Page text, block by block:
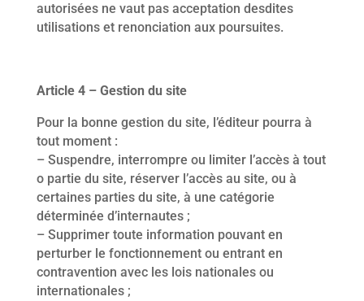
autorisées ne vaut pas acceptation desdites
utilisations et renonciation aux poursuites.
Article 4 – Gestion du site
Pour la bonne gestion du site, l’éditeur pourra à
tout moment :
– Suspendre, interrompre ou limiter l’accès à tout
o partie du site, réserver l’accès au site, ou à
certaines parties du site, à une catégorie
déterminée d’internautes ;
– Supprimer toute information pouvant en
perturber le fonctionnement ou entrant en
contravention avec les lois nationales ou
internationales ;